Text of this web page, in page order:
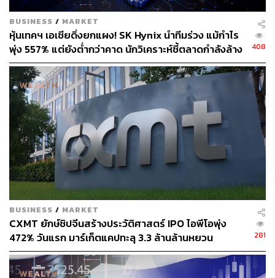
BUSINESS / MARKET
หุ้นเทคฯ เอเชียดิ่งยกแผง! SK Hynix นำทีมร่วง แม้กำไร
พุ่ง 557% แต่ยังต่ำกว่าคาด นักวิเคราะห์ชี้ตลาดกำลังล้าง
‘ฟองสบู่’ AI
408
BUSINESS / MARKET
CXMT ยักษ์ชิปจีนสร้างประวัติศาสตร์ IPO ไอพีโอพุ่ง
472% วันแรก มาร์เก็ตแคปทะลุ 3.3 ล้านล้านหยวน
281